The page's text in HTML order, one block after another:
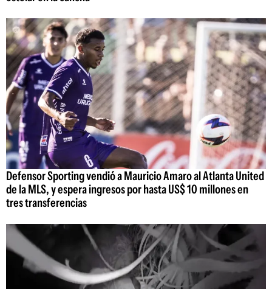
Defensor Sporting vendió a Mauricio Amaro al Atlanta United
de la MLS, y espera ingresos por hasta US$ 10 millones en
tres transferencias